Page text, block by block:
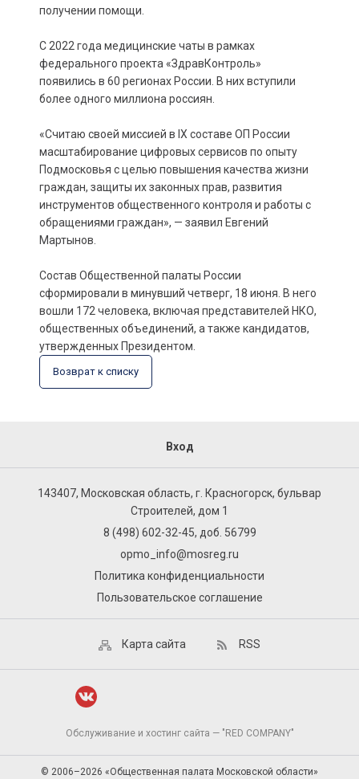
получении помощи.
С 2022 года медицинские чаты в рамках
федерального проекта «ЗдравКонтроль»
появились в 60 регионах России. В них вступили
более одного миллиона россиян.
«Считаю своей миссией в IX составе ОП России
масштабирование цифровых сервисов по опыту
Подмосковья с целью повышения качества жизни
граждан, защиты их законных прав, развития
инструментов общественного контроля и работы с
обращениями граждан», — заявил Евгений
Мартынов.
Состав Общественной палаты России
сформировали в минувший четверг, 18 июня. В него
вошли 172 человека, включая представителей НКО,
общественных объединений, а также кандидатов,
утвержденных Президентом.
Возврат к списку
Вход
143407, Московская область, г. Красногорск, бульвар
Строителей, дом 1
8 (498) 602-32-45, доб. 56799
opmo_info@mosreg.ru
Политика конфиденциальности
Пользовательское соглашение
Карта сайта RSS
Обслуживание и хостинг сайта — "RED COMPANY"
© 2006–2026 «Общественная палата Московской области»